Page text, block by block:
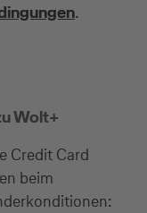
.
Wolt+
Credit Card
beim